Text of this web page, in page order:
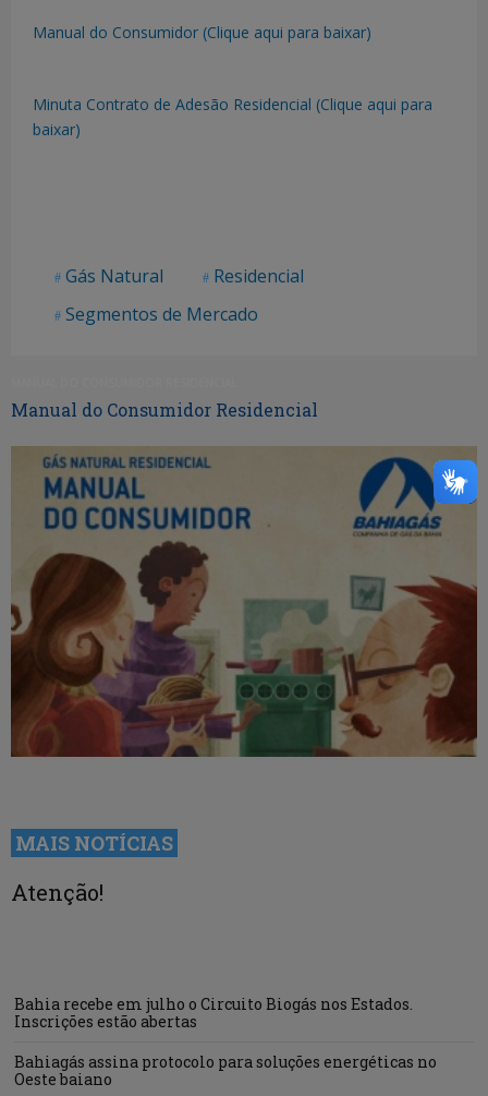
Manual do Consumidor (Clique aqui para baixar)
Minuta Contrato de Adesão Residencial (Clique aqui para
baixar)
Gás Natural
Residencial
Segmentos de Mercado
Manual do Consumidor Residencial
MAIS NOTÍCIAS
Atenção!
Bahia recebe em julho o Circuito Biogás nos Estados.
Inscrições estão abertas
Bahiagás assina protocolo para soluções energéticas no
Oeste baiano